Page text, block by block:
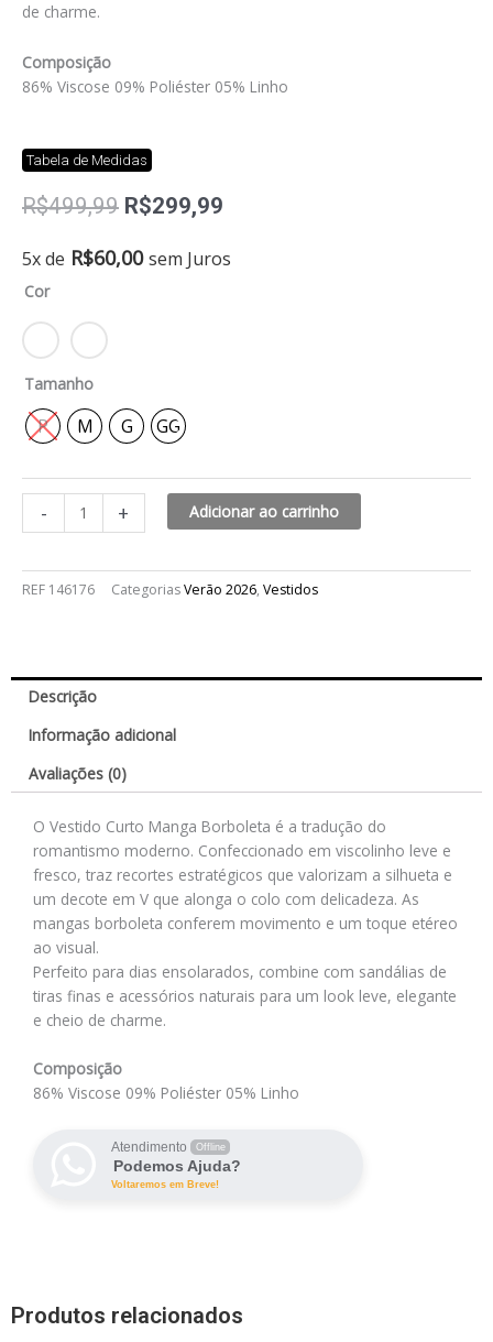
de charme.
Composição
86% Viscose 09% Poliéster 05% Linho
Tabela de Medidas
R$499,99 O
original
R$299,99
atual
5x de R$60,00 sem Juros
Cor
Tamanho
P M G GG
-
Vestido
manga
borboleta
quantidade
+ Adicionar ao carrinho
REF 146176 CategoriasVerão 2026, Vestidos
Descrição
Informação adicional
Avaliações (0)
O Vestido Curto Manga Borboleta é a tradução do
romantismo moderno. Confeccionado em viscolinho leve e
fresco, traz recortes estratégicos que valorizam a silhueta e
um decote em V que alonga o colo com delicadeza. As
mangas borboleta conferem movimento e um toque etéreo
ao visual.
Perfeito para dias ensolarados, combine com sandálias de
tiras finas e acessórios naturais para um look leve, elegante
e cheio de charme.
Composição
86% Viscose 09% Poliéster 05% Linho
Atendimento Offline
Podemos Ajuda?
Voltaremos em Breve!
Produtos relacionados